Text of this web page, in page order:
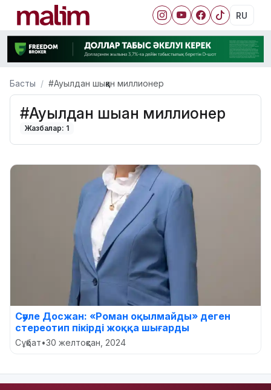
RU
Басты #Ауылдан шыққан миллионер
#Ауылдан шыққан миллионер
Жазбалар: 1
Сәуле Досжан: «Роман оқылмайды» деген
стереотип пікірді жоққа шығарды
Сұқбат•30 желтоқсан, 2024